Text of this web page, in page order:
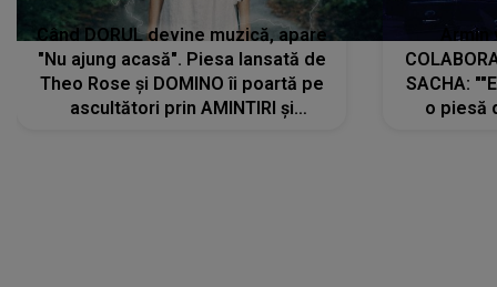
Când DORUL devine muzică, apare
"Nu ajung acasă". Piesa lansată de
Theo Rose și DOMINO îi poartă pe
ascultători prin AMINTIRI și
SACHA:
o piesă